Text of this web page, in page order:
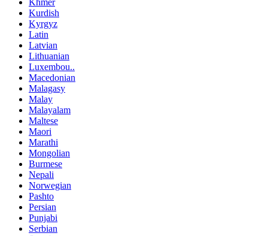
Khmer
Kurdish
Kyrgyz
Latin
Latvian
Lithuanian
Luxembou..
Macedonian
Malagasy
Malay
Malayalam
Maltese
Maori
Marathi
Mongolian
Burmese
Nepali
Norwegian
Pashto
Persian
Punjabi
Serbian